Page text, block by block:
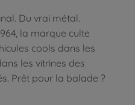
Du vrai métal.
la marque culte
cools dans les
les vitrines des
Prêt pour la balade ?